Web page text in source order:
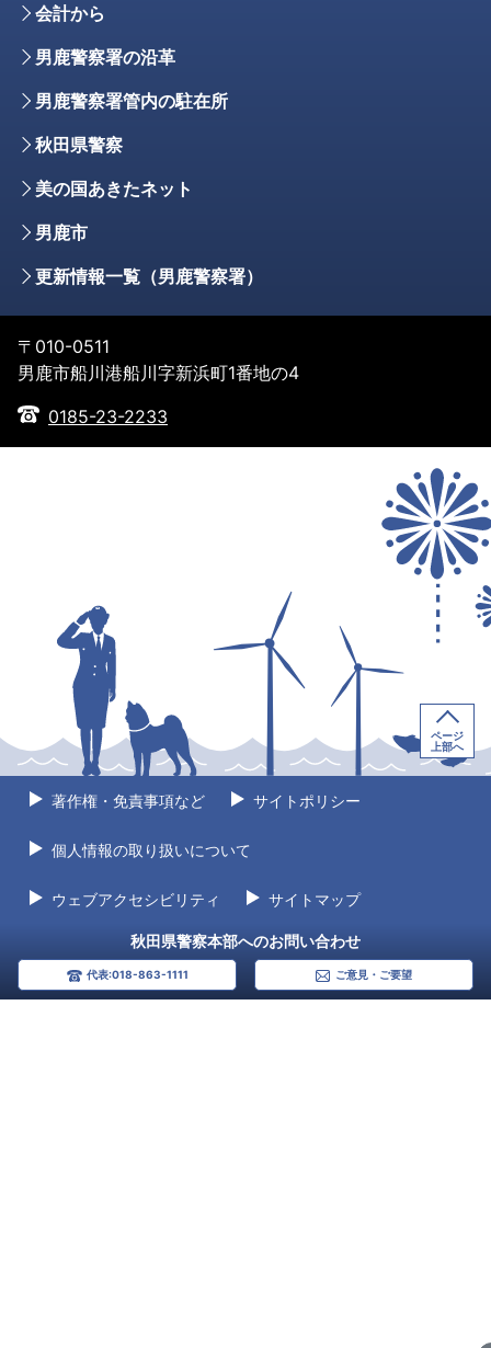
会計から
男鹿警察署の沿革
男鹿警察署管内の駐在所
秋田県警察
美の国あきたネット
男鹿市
更新情報一覧（男鹿警察署）
〒010-0511
男鹿市船川港船川字新浜町1番地の4
0185-23-2233
著作権・免責事項など サイトポリシー
個人情報の取り扱いについて
ウェブアクセシビリティ サイトマップ
秋田県警察本部へのお問い合わせ
代表:018-863-1111 ご意見・ご要望
ページ
上部へ